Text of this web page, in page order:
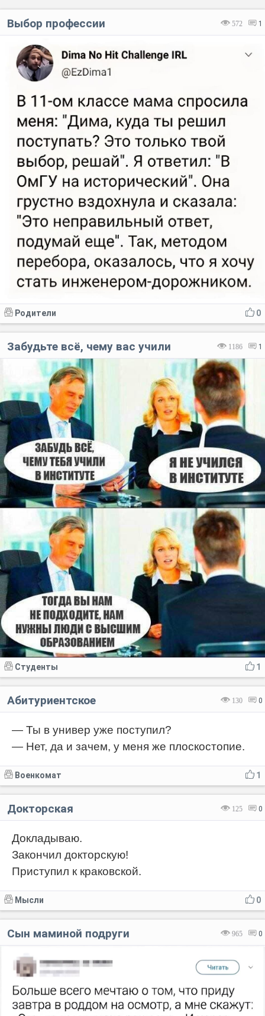
572 1
Выбор профессии
0
Родители
1186 1
Забудьте всё, чему вас учили
1
Студенты
130 0
Абитуриентское
— Ты в универ уже поступил?
— Нет, да и зачем, у меня же плоскостопие.
1
Военкомат
125 0
Докторская
Докладываю.
Закончил докторскую!
Приступил к краковской.
0
Мысли
965 0
Сын маминой подруги